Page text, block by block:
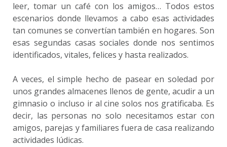
leer, tomar un café con los amigos… Todos estos
escenarios donde llevamos a cabo esas actividades
tan comunes se convertían también en hogares. Son
esas segundas casas sociales donde nos sentimos
identificados, vitales, felices y hasta realizados.
A veces, el simple hecho de pasear en soledad por
unos grandes almacenes llenos de gente, acudir a un
gimnasio o incluso ir al cine solos nos gratificaba. Es
decir, las personas no solo necesitamos estar con
amigos, parejas y familiares fuera de casa realizando
actividades lúdicas.